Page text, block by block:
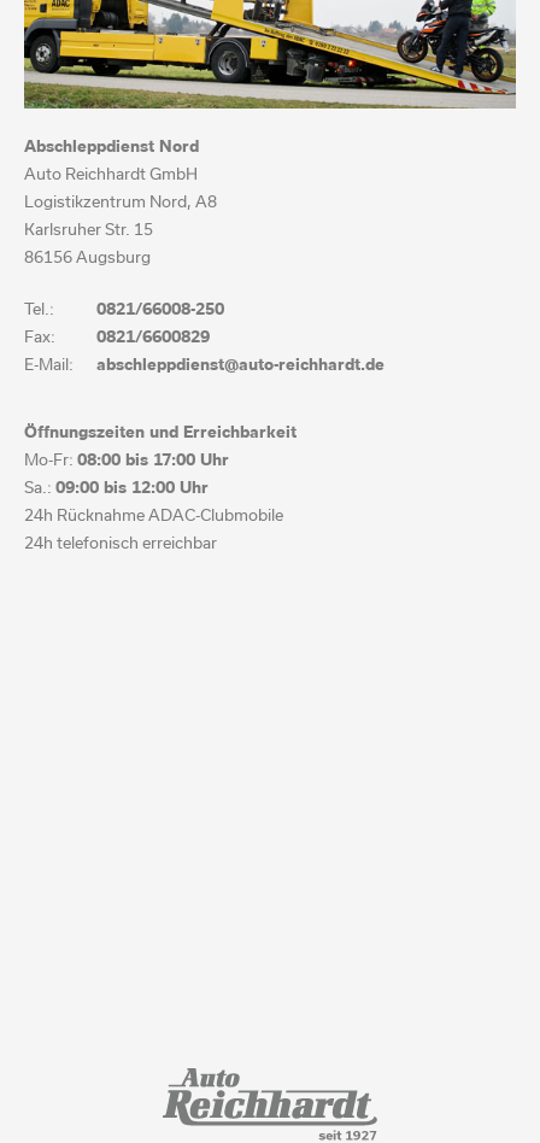
Abschleppdienst Nord
Auto Reichhardt GmbH
Logistikzentrum Nord, A8
Karlsruher Str. 15
86156 Augsburg
Tel.:
0821/66008-250
Fax:
0821/6600829
E-Mail:
abschleppdienst@auto-reichhardt.de
Öffnungszeiten und Erreichbarkeit
Mo-Fr:08:00 bis 17:00 Uhr
Sa.:09:00 bis 12:00 Uhr
24h Rücknahme ADAC-Clubmobile
24h telefonisch erreichbar